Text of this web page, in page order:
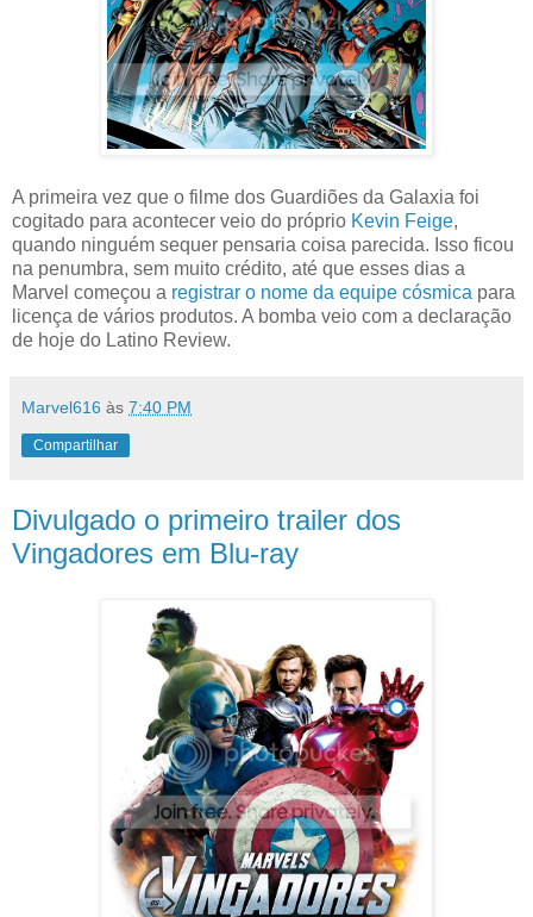
A primeira vez que o filme dos Guardiões da Galaxia foi
cogitado para acontecer veio do próprio Kevin Feige,
quando ninguém sequer pensaria coisa parecida. Isso ficou
na penumbra, sem muito crédito, até que esses dias a
Marvel começou a registrar o nome da equipe cósmica para
licença de vários produtos. A bomba veio com a declaração
de hoje do Latino Review.
Marvel616 às 7:40 PM
Compartilhar
Divulgado o primeiro trailer dos
Vingadores em Blu-ray